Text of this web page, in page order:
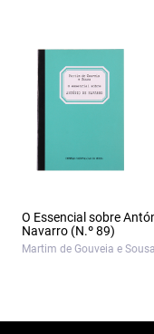
O Essencial sobre
Navarro (N.º 89)
Martim de Gouveia e Sousa